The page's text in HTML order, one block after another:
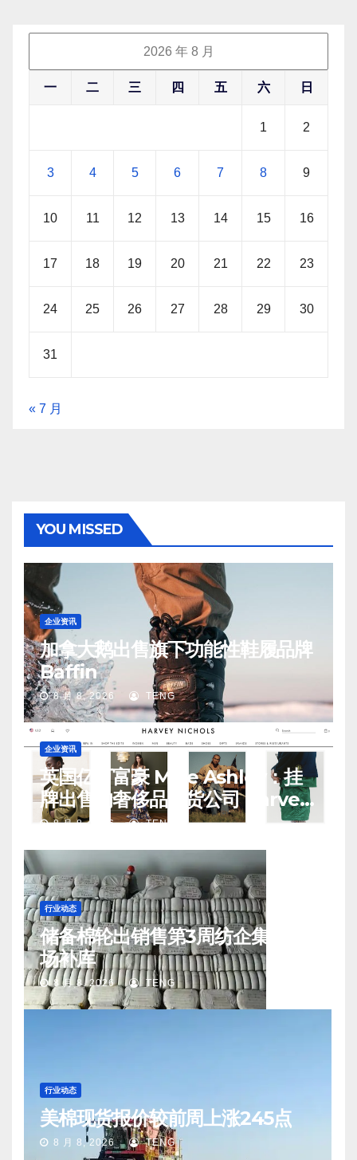
2026 年 8 月
一 二 三 四 五 六 日
1 2
3 4 5 6 7 8 9
10 11 12 13 14 15 16
17 18 19 20 21 22 23
24 25 26 27 28 29 30
31
« 7 月
YOU MISSED
企业资讯
加拿大鹅出售旗下功能性鞋履品牌
Baffin
8 月 8, 2026 TENG
企业资讯
英国亿万富豪 Mike Ashley：挂
牌出售的奢侈品百货公司 Harvey
Nichols 正陷入“死亡螺旋”
8 月 8, 2026 TENG
行业动态
储备棉轮出销售第3周纺企集中入
场补库
8 月 8, 2026 TENG
行业动态
美棉现货报价较前周上涨245点
8 月 8, 2026 TENG